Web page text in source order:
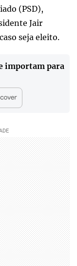
(PSD),
Jair
seja eleito.
importam para